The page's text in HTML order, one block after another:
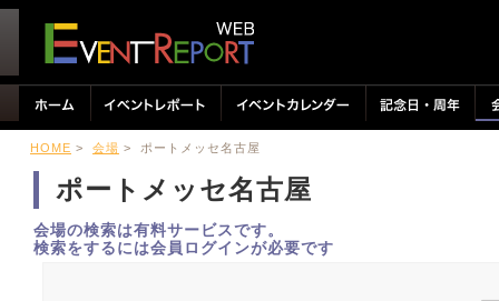
HOME > 会場 > ポートメッセ名古屋
ポートメッセ名古屋
会場の検索は有料サービスです。
検索をするには会員ログインが必要です